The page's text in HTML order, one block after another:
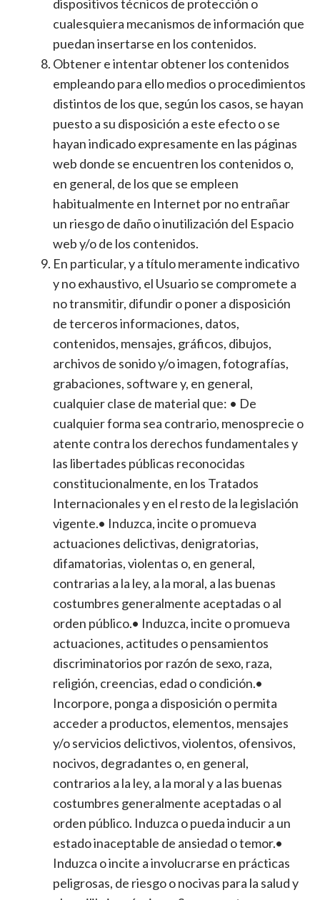
dispositivos técnicos de protección o
cualesquiera mecanismos de información que
puedan insertarse en los contenidos.
Obtener e intentar obtener los contenidos
empleando para ello medios o procedimientos
distintos de los que, según los casos, se hayan
puesto a su disposición a este efecto o se
hayan indicado expresamente en las páginas
web donde se encuentren los contenidos o,
en general, de los que se empleen
habitualmente en Internet por no entrañar
un riesgo de daño o inutilización del Espacio
web y/o de los contenidos.
En particular, y a título meramente indicativo
y no exhaustivo, el Usuario se compromete a
no transmitir, difundir o poner a disposición
de terceros informaciones, datos,
contenidos, mensajes, gráficos, dibujos,
archivos de sonido y/o imagen, fotografías,
grabaciones, software y, en general,
cualquier clase de material que: • De
cualquier forma sea contrario, menosprecie o
atente contra los derechos fundamentales y
las libertades públicas reconocidas
constitucionalmente, en los Tratados
Internacionales y en el resto de la legislación
vigente.• Induzca, incite o promueva
actuaciones delictivas, denigratorias,
difamatorias, violentas o, en general,
contrarias a la ley, a la moral, a las buenas
costumbres generalmente aceptadas o al
orden público.• Induzca, incite o promueva
actuaciones, actitudes o pensamientos
discriminatorios por razón de sexo, raza,
religión, creencias, edad o condición.•
Incorpore, ponga a disposición o permita
acceder a productos, elementos, mensajes
y/o servicios delictivos, violentos, ofensivos,
nocivos, degradantes o, en general,
contrarios a la ley, a la moral y a las buenas
costumbres generalmente aceptadas o al
orden público. Induzca o pueda inducir a un
estado inaceptable de ansiedad o temor.•
Induzca o incite a involucrarse en prácticas
peligrosas, de riesgo o nocivas para la salud y